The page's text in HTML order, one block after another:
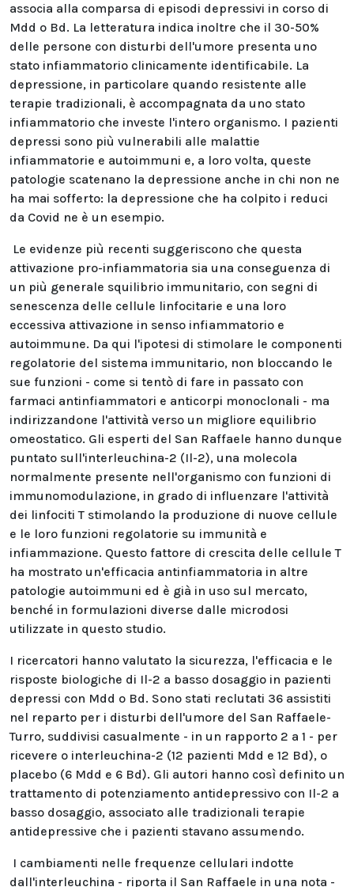
associa alla comparsa di episodi depressivi in corso di
Mdd o Bd. La letteratura indica inoltre che il 30-50%
delle persone con disturbi dell'umore presenta uno
stato infiammatorio clinicamente identificabile. La
depressione, in particolare quando resistente alle
terapie tradizionali, è accompagnata da uno stato
infiammatorio che investe l'intero organismo. I pazienti
depressi sono più vulnerabili alle malattie
infiammatorie e autoimmuni e, a loro volta, queste
patologie scatenano la depressione anche in chi non ne
ha mai sofferto: la depressione che ha colpito i reduci
da Covid ne è un esempio.
Le evidenze più recenti suggeriscono che questa
attivazione pro-infiammatoria sia una conseguenza di
un più generale squilibrio immunitario, con segni di
senescenza delle cellule linfocitarie e una loro
eccessiva attivazione in senso infiammatorio e
autoimmune. Da qui l'ipotesi di stimolare le componenti
regolatorie del sistema immunitario, non bloccando le
sue funzioni - come si tentò di fare in passato con
farmaci antinfiammatori e anticorpi monoclonali - ma
indirizzandone l'attività verso un migliore equilibrio
omeostatico. Gli esperti del San Raffaele hanno dunque
puntato sull'interleuchina-2 (Il-2), una molecola
normalmente presente nell'organismo con funzioni di
immunomodulazione, in grado di influenzare l'attività
dei linfociti T stimolando la produzione di nuove cellule
e le loro funzioni regolatorie su immunità e
infiammazione. Questo fattore di crescita delle cellule T
ha mostrato un'efficacia antinfiammatoria in altre
patologie autoimmuni ed è già in uso sul mercato,
benché in formulazioni diverse dalle microdosi
utilizzate in questo studio.
I ricercatori hanno valutato la sicurezza, l'efficacia e le
risposte biologiche di Il-2 a basso dosaggio in pazienti
depressi con Mdd o Bd. Sono stati reclutati 36 assistiti
nel reparto per i disturbi dell'umore del San Raffaele-
Turro, suddivisi casualmente - in un rapporto 2 a 1 - per
ricevere o interleuchina-2 (12 pazienti Mdd e 12 Bd), o
placebo (6 Mdd e 6 Bd). Gli autori hanno così definito un
trattamento di potenziamento antidepressivo con Il-2 a
basso dosaggio, associato alle tradizionali terapie
antidepressive che i pazienti stavano assumendo.
I cambiamenti nelle frequenze cellulari indotte
dall'interleuchina - riporta il San Raffaele in una nota -